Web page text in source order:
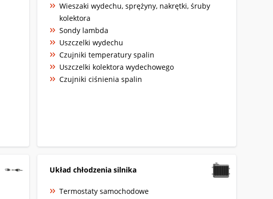
Wieszaki wydechu, sprężyny, nakrętki, śruby
kolektora
Sondy lambda
Uszczelki wydechu
Czujniki temperatury spalin
Uszczelki kolektora wydechowego
Czujniki ciśnienia spalin
Układ chłodzenia silnika
Termostaty samochodowe